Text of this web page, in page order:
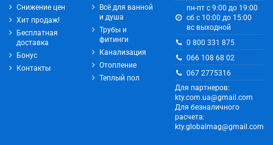
Снижение цен
Хит продаж!
Бесплатная
доставка
Бонус
Контакты
Всё для ванной
и душа
Трубы и
фитинги
Канализация
Отопление
Теплый пол
пн-пт с 9:00 до 19:00
сб с 10:00 до 15:00
вс выходной
0 800 331 875
066 108 68 02
067 2775316
Для партнеров:
kty.com.ua@gmail.com
Для безналичного
расчета:
kty.globalmag@gmail.com